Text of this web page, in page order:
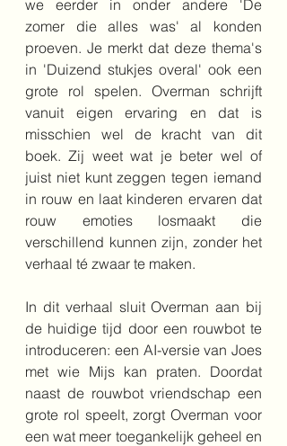
we eerder in onder andere 'De
zomer die alles was' al konden
proeven. Je merkt dat deze thema's
in 'Duizend stukjes overal' ook een
grote rol spelen. Overman schrijft
vanuit eigen ervaring en dat is
misschien wel de kracht van dit
boek. Zij weet wat je beter wel of
juist niet kunt zeggen tegen iemand
in rouw en laat kinderen ervaren dat
rouw emoties losmaakt die
verschillend kunnen zijn, zonder het
verhaal té zwaar te maken.
In dit verhaal sluit Overman aan bij
de huidige tijd door een rouwbot te
introduceren: een AI-versie van Joes
met wie Mijs kan praten. Doordat
naast de rouwbot vriendschap een
grote rol speelt, zorgt Overman voor
een wat meer toegankelijk geheel en